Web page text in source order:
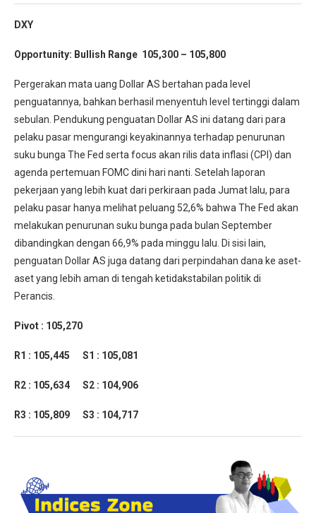
DXY
Opportunity: Bullish Range 105,300 – 105,800
Pergerakan mata uang Dollar AS bertahan pada level
penguatannya, bahkan berhasil menyentuh level tertinggi dalam
sebulan. Pendukung penguatan Dollar AS ini datang dari para
pelaku pasar mengurangi keyakinannya terhadap penurunan
suku bunga The Fed serta focus akan rilis data inflasi (CPI) dan
agenda pertemuan FOMC dini hari nanti. Setelah laporan
pekerjaan yang lebih kuat dari perkiraan pada Jumat lalu, para
pelaku pasar hanya melihat peluang 52,6% bahwa The Fed akan
melakukan penurunan suku bunga pada bulan September
dibandingkan dengan 66,9% pada minggu lalu. Di sisi lain,
penguatan Dollar AS juga datang dari perpindahan dana ke aset-
aset yang lebih aman di tengah ketidakstabilan politik di
Perancis.
Pivot : 105,270
R1 : 105,445 S1 : 105,081
R2 : 105,634 S2 : 104,906
R3 : 105,809 S3 : 104,717